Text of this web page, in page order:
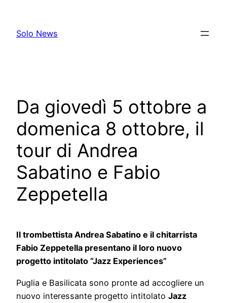
content
Solo News
Da giovedì 5 ottobre a
domenica 8 ottobre, il
tour di Andrea
Sabatino e Fabio
Zeppetella
Il trombettista Andrea Sabatino e il chitarrista
Fabio Zeppetella presentano il loro nuovo
progetto intitolato “Jazz Experiences”
Puglia e Basilicata sono pronte ad accogliere un
nuovo interessante progetto intitolato Jazz